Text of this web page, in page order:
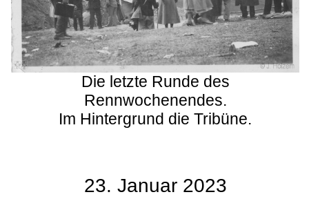
Die letzte Runde des
Rennwochenendes.
Im Hintergrund die Tribüne.
23. Januar 2023